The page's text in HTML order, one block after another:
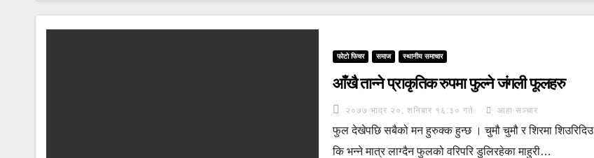
फोटो फिचर समाज स्थानीय समाचार
आँखै तान्ने प्राकृतिक रुपमा फुल्ने जंगली फूलहरु
२०७७ भाद्र २०, शनिबार १६:३० गते आहा सञ्चार
फुल देखेपछि सबैको मन हुरुक्क हुन्छ । चुमौ चुमौ र शिरमा शिउरिदिउ
कि भन्ने मात्र लाग्दैन फुलको वरिपरि डुलिरहेका माहुरी…